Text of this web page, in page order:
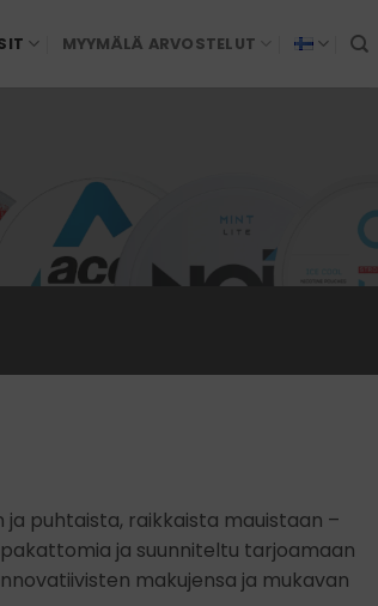
MYYMÄLÄ ARVOSTELUT
puhtaista, raikkaista mauistaan –
ja suunniteltu tarjoamaan
makujensa ja mukavan